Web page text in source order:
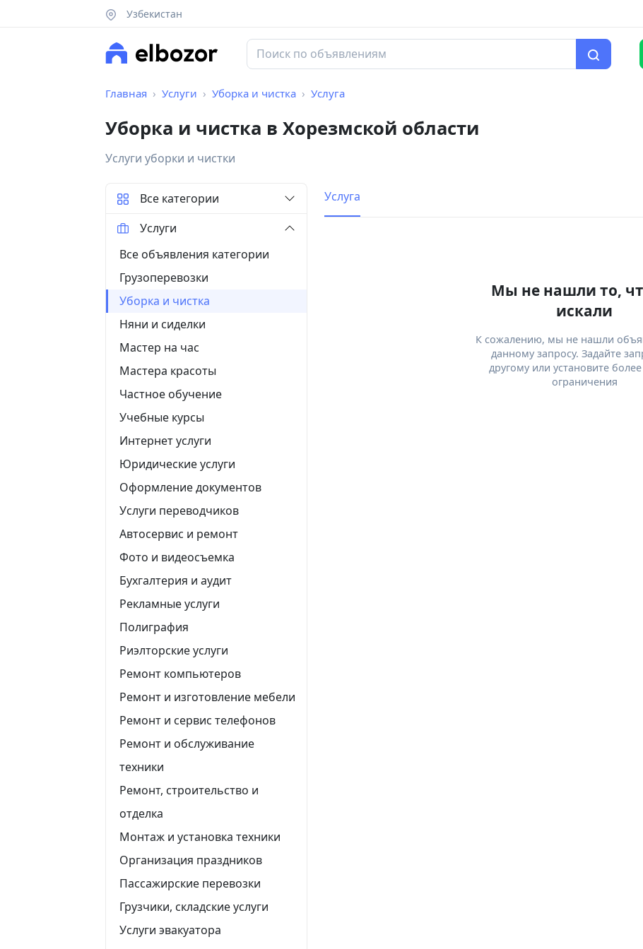
Узбекистан
Главная Услуги Уборка и чистка Услуга
Уборка и чистка в Хорезмской области
Услуги уборки и чистки
Услуга
Мы не нашли то,
искали
К сожалению, мы не нашли
данному запросу. Задайте
другому или установите
ограничения
Все категории
Услуги
Все объявления категории
Грузоперевозки
Уборка и чистка
Няни и сиделки
Мастер на час
Мастера красоты
Частное обучение
Учебные курсы
Интернет услуги
Юридические услуги
Оформление документов
Услуги переводчиков
Автосервис и ремонт
Фото и видеосъемка
Бухгалтерия и аудит
Рекламные услуги
Полиграфия
Риэлторские услуги
Ремонт компьютеров
Ремонт и изготовление мебели
Ремонт и сервис телефонов
Ремонт и обслуживание
техники
Ремонт, строительство и
отделка
Монтаж и установка техники
Организация праздников
Пассажирские перевозки
Грузчики, складские услуги
Услуги эвакуатора